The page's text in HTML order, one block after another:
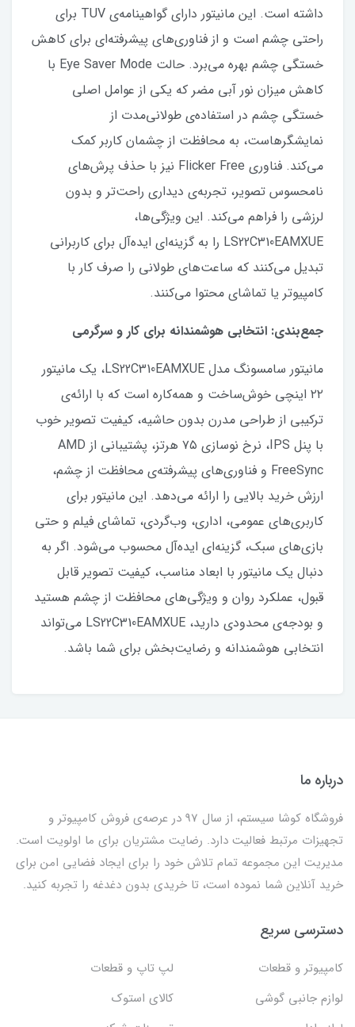
داشته است. این مانیتور دارای گواهینامه‌ی TUV برای
راحتی چشم است و از فناوری‌های پیشرفته‌ای برای کاهش
خستگی چشم بهره می‌برد. حالت Eye Saver Mode با
کاهش میزان نور آبی مضر که یکی از عوامل اصلی
خستگی چشم در استفاده‌ی طولانی‌مدت از
نمایشگرهاست، به محافظت از چشمان کاربر کمک
می‌کند. فناوری Flicker Free نیز با حذف پرش‌های
نامحسوس تصویر، تجربه‌ی دیداری راحت‌تر و بدون
لرزشی را فراهم می‌کند. این ویژگی‌ها،
LS22C310EAMXUE را به گزینه‌ای ایده‌آل برای کاربرانی
تبدیل می‌کنند که ساعت‌های طولانی را صرف کار با
کامپیوتر یا تماشای محتوا می‌کنند.
جمع‌بندی: انتخابی هوشمندانه برای کار و سرگرمی
مانیتور سامسونگ مدل LS22C310EAMXUE، یک مانیتور
۲۲ اینچی خوش‌ساخت و همه‌کاره است که با ارائه‌ی
ترکیبی از طراحی مدرن بدون حاشیه، کیفیت تصویر خوب
با پنل IPS، نرخ نوسازی ۷۵ هرتز، پشتیبانی از AMD
FreeSync و فناوری‌های پیشرفته‌ی محافظت از چشم،
ارزش خرید بالایی را ارائه می‌دهد. این مانیتور برای
کاربری‌های عمومی، اداری، وب‌گردی، تماشای فیلم و حتی
بازی‌های سبک، گزینه‌ای ایده‌آل محسوب می‌شود. اگر به
دنبال یک مانیتور با ابعاد مناسب، کیفیت تصویر قابل
قبول، عملکرد روان و ویژگی‌های محافظت از چشم هستید
و بودجه‌ی محدودی دارید، LS22C310EAMXUE می‌تواند
انتخابی هوشمندانه و رضایت‌بخش برای شما باشد.
درباره ما
فروشگاه کوشا سیستم، از سال 97 در عرصه‌ی فروش کامپیوتر و
تجهیزات مرتبط فعالیت دارد. رضایت مشتریان برای ما اولویت است.
مدیریت این مجموعه تمام تلاش خود را برای ایجاد فضایی امن برای
خرید آنلاین شما نموده است، تا خریدی بدون دغدغه را تجربه کنید.
دسترسی سریع
کامپیوتر و قطعات
لپ تاپ و قطعات
لوازم جانبی گوشی
کالای استوک